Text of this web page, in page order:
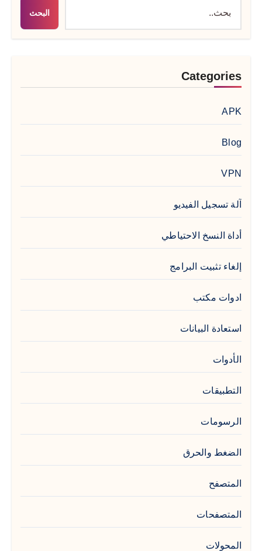
البحث
Categories
APK
Blog
VPN
آلة تسجيل الفيديو
أداة النسخ الاحتياطي
إلغاء تثبيت البرامج
ادوات مكتب
استعادة البيانات
الأدوات
التطبيقات
الرسومات
الضغط والحرق
المتصفح
المتصفحات
المحولات